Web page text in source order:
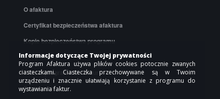
O afaktura
Certyfikat bezpieczeństwa afaktura
Kopie bezpieczeństwa programu
API afaktura
Cennik programu do faktur
Regulamin
Informacje dotyczące Twojej prywatności
Program Afaktura używa plików cookies potocznie zwanych
ciasteczkami. Ciasteczka przechowywane są w Twoim
urządzeniu i znacznie ułatwiają korzystanie z programu do
wystawiania faktur.